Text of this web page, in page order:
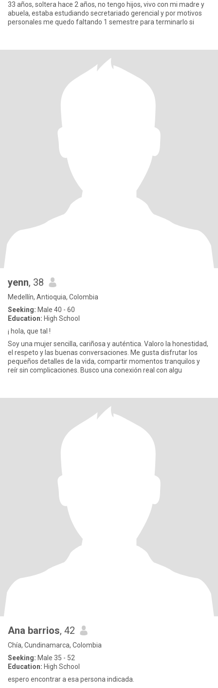
33 años, soltera hace 2 años, no tengo hijos, vivo con mi madre y
abuela, estaba estudiando secretariado gerencial y por motivos
personales me quedo faltando 1 semestre para terminarlo si
yenn, 38
Medellín, Antioquia, Colombia
Seeking: Male 40 - 60
Education: High School
¡ hola, que tal !
Soy una mujer sencilla, cariñosa y auténtica. Valoro la honestidad,
el respeto y las buenas conversaciones. Me gusta disfrutar los
pequeños detalles de la vida, compartir momentos tranquilos y
reír sin complicaciones. Busco una conexión real con algu
Ana barrios, 42
Chía, Cundinamarca, Colombia
Seeking: Male 35 - 52
Education: High School
espero encontrar a esa persona indicada.